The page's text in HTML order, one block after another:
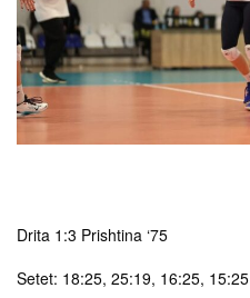
Drita 1:3 Prishtina ‘75
Setet: 18:25, 25:19, 16:25, 15:25